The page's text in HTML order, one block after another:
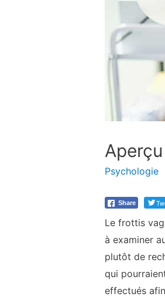
Psychologie
Share
Le frottis
à examiner
plutôt de
qui
effectués